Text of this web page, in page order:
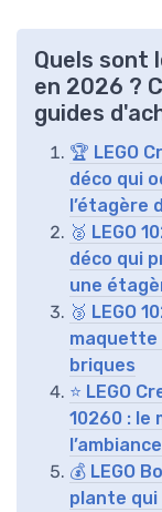
Quels sont
en 2026 ?
guides
🏆 LEGO
déco qui
l’étagère
🥈 LEGO
déco qui
une
🥉 LEGO
maquette
briques
⭐ LEGO
10260 : le
l’ambiance
💰 LEGO
plante qui